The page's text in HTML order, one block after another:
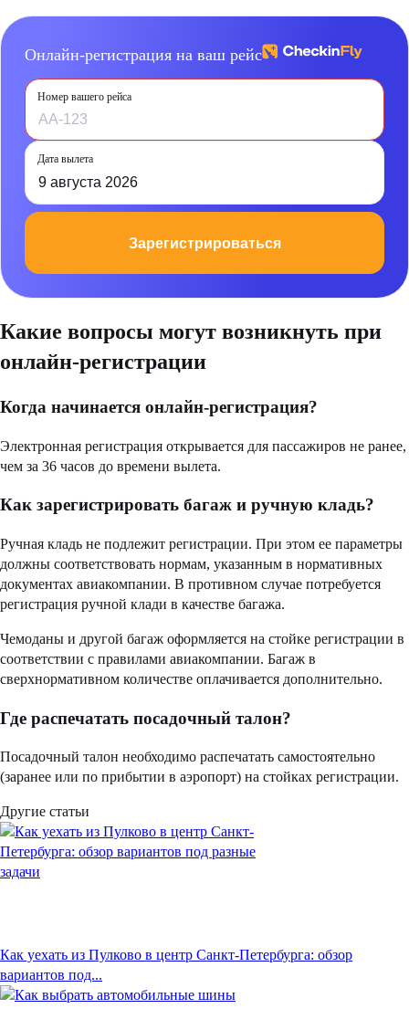
Онлайн-регистрация на ваш рейс
Номер вашего рейса
Зарегистрироваться
Дата вылета
9 августа 2026
Какие вопросы могут возникнуть при
онлайн-регистрации
Когда начинается онлайн-регистрация?
Электронная регистрация открывается для пассажиров не ранее,
чем за 36 часов до времени вылета.
Как зарегистрировать багаж и ручную кладь?
Ручная кладь не подлежит регистрации. При этом ее параметры
должны соответствовать нормам, указанным в нормативных
документах авиакомпании. В противном случае потребуется
регистрация ручной клади в качестве багажа.
Чемоданы и другой багаж оформляется на стойке регистрации в
соответствии с правилами авиакомпании. Багаж в
сверхнормативном количестве оплачивается дополнительно.
Где распечатать посадочный талон?
Посадочный талон необходимо распечатать самостоятельно
(заранее или по прибытии в аэропорт) на стойках регистрации.
Другие статьи
Как уехать из Пулково в центр Санкт-Петербурга: обзор
вариантов под...